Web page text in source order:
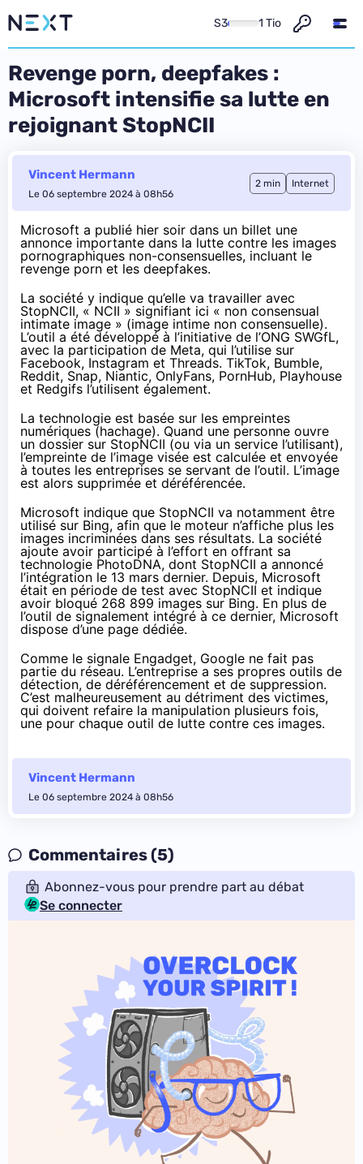
S3 1 Tio
Revenge porn, deepfakes :
Microsoft intensifie sa lutte en
rejoignant StopNCII
Vincent Hermann
Le 06 septembre 2024 à 08h56
2 min Internet
Microsoft a publié hier soir dans un billet une
annonce importante dans la lutte contre les images
pornographiques non-consensuelles, incluant le
revenge porn et les deepfakes.
La société y indique qu’elle va travailler avec
StopNCII, « NCII » signifiant ici « non consensual
intimate image » (image intime non consensuelle).
L’outil a été développé à l’initiative de l’ONG SWGfL,
avec la participation de Meta, qui l’utilise sur
Facebook, Instagram et Threads. TikTok, Bumble,
Reddit, Snap, Niantic, OnlyFans, PornHub, Playhouse
et Redgifs l’utilisent également.
La technologie est basée sur les empreintes
numériques (hachage). Quand une personne ouvre
un dossier sur StopNCII (ou via un service l’utilisant),
l’empreinte de l’image visée est calculée et envoyée
à toutes les entreprises se servant de l’outil. L’image
est alors supprimée et déréférencée.
Microsoft indique que StopNCII va notamment être
utilisé sur Bing, afin que le moteur n’affiche plus les
images incriminées dans ses résultats. La société
ajoute avoir participé à l’effort en offrant sa
technologie PhotoDNA, dont StopNCII a annoncé
l’intégration le 13 mars dernier. Depuis, Microsoft
était en période de test avec StopNCII et indique
avoir bloqué 268 899 images sur Bing. En plus de
l’outil de signalement intégré à ce dernier, Microsoft
dispose d’une page dédiée.
Comme le signale Engadget, Google ne fait pas
partie du réseau. L’entreprise a ses propres outils de
détection, de déréférencement et de suppression.
C’est malheureusement au détriment des victimes,
qui doivent refaire la manipulation plusieurs fois,
une pour chaque outil de lutte contre ces images.
Vincent Hermann
Le 06 septembre 2024 à 08h56
Commentaires (5)
Abonnez-vous pour prendre part au débat
Se connecter